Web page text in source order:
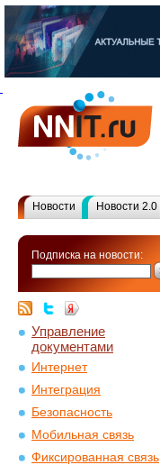
Новости Новости 2.0
Подписка на новости:
Управление
документами
Интернет
Интеграция
Безопасность
Мобильная связь
Фиксированная связь